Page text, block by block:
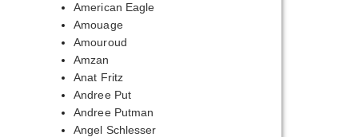
American Eagle
Amouage
Amouroud
Amzan
Anat Fritz
Andree Put
Andree Putman
Angel Schlesser